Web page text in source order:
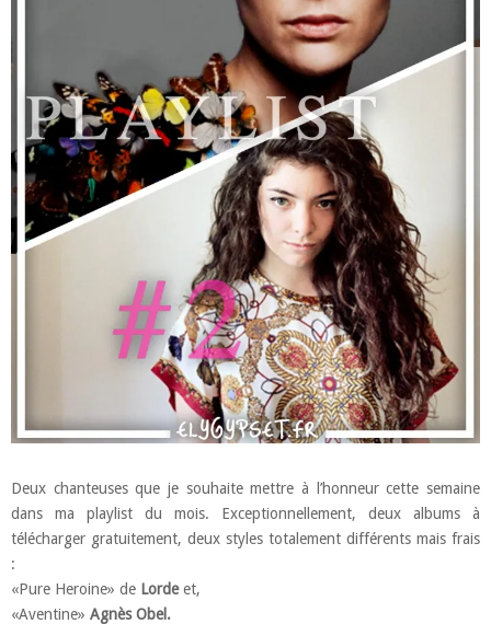
Deux chanteuses que je souhaite mettre à l’honneur cette semaine
dans ma playlist du mois. Exceptionnellement, deux albums à
télécharger gratuitement, deux styles totalement différents mais frais
:
«Pure Heroine» de Lordeet,
«Aventine» Agnès Obel.